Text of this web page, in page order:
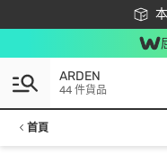
ARDEN
44 件貨品
首頁